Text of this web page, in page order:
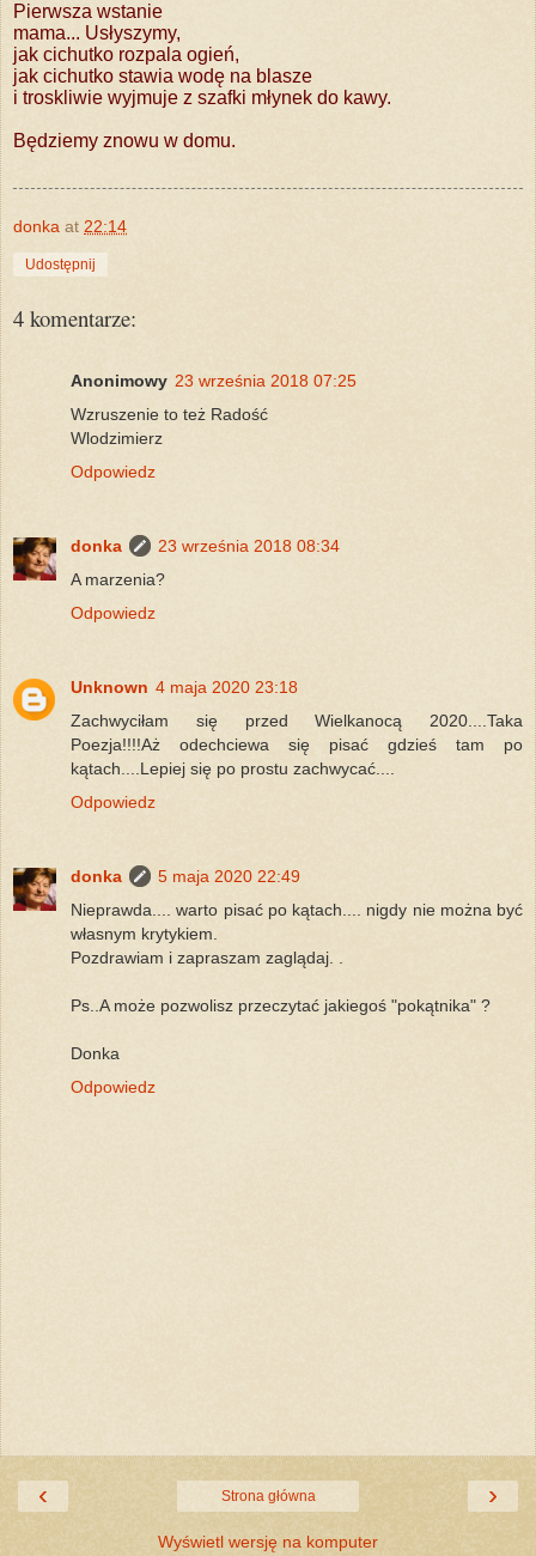
Pierwsza wstanie
mama... Usłyszymy,
jak cichutko rozpala ogień,
jak cichutko stawia wodę na blasze
i troskliwie wyjmuje z szafki młynek do kawy.
Będziemy znowu w domu.
donka at 22:14
Udostępnij
4 komentarze:
Anonimowy 23 września 2018 07:25
Wzruszenie to też Radość
Wlodzimierz
Odpowiedz
donka
23 września 2018 08:34
A marzenia?
Odpowiedz
Unknown 4 maja 2020 23:18
Zachwyciłam się przed Wielkanocą 2020....Taka
Poezja!!!!Aż odechciewa się pisać gdzieś tam po
kątach....Lepiej się po prostu zachwycać....
Odpowiedz
donka
5 maja 2020 22:49
Nieprawda.... warto pisać po kątach.... nigdy nie można być
własnym krytykiem.
Pozdrawiam i zapraszam zaglądaj. .
Ps..A może pozwolisz przeczytać jakiegoś "pokątnika" ?
Donka
Odpowiedz
‹ ›
Strona główna
Wyświetl wersję na komputer